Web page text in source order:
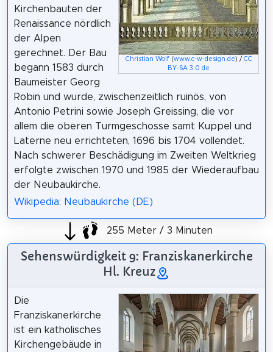
Christian Wolf(www.c-w-design.de ) / CC
BY-SA 3.0 de
Kirchenbauten der
Renaissance nördlich
der Alpen
gerechnet. Der Bau
begann 1583 durch
Baumeister Georg
Robin und wurde, zwischenzeitlich ruinös, von
Antonio Petrini sowie Joseph Greissing, die vor
allem die oberen Turmgeschosse samt Kuppel und
Laterne neu errichteten, 1696 bis 1704 vollendet.
Nach schwerer Beschädigung im Zweiten Weltkrieg
erfolgte zwischen 1970 und 1985 der Wiederaufbau
der Neubaukirche.
Wikipedia: Neubaukirche (DE)
255 Meter / 3 Minuten
Sehenswürdigkeit 9: Franziskanerkirche
Hl. Kreuz
Die
Franziskanerkirche
ist ein katholisches
Kirchengebäude in